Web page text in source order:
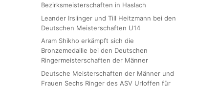
Bezirksmeisterschaften in Haslach
Leander Irslinger und Till Heitzmann bei den
Deutschen Meisterschaften U14
Aram Shikho erkämpft sich die
Bronzemedaille bei den Deutschen
Ringermeisterschaften der Männer
Deutsche Meisterschaften der Männer und
Frauen Sechs Ringer des ASV Urloffen für